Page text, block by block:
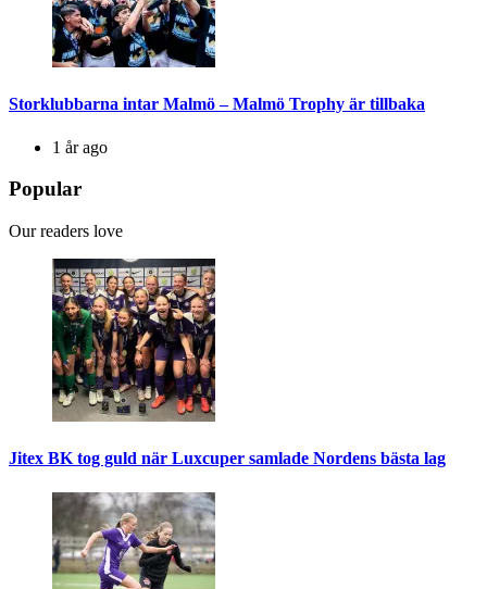
Storklubbarna intar Malmö – Malmö Trophy är tillbaka
1 år ago
Popular
Our readers love
Jitex BK tog guld när Luxcuper samlade Nordens bästa lag